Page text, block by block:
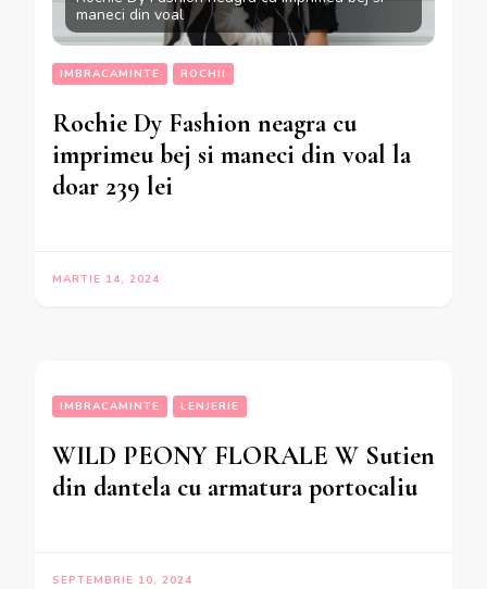
maneci din voal
IMBRACAMINTE ROCHII
Rochie Dy Fashion neagra cu
imprimeu bej si maneci din voal la
doar 239 lei
MARTIE 14, 2024
IMBRACAMINTE LENJERIE
WILD PEONY FLORALE W Sutien
din dantela cu armatura portocaliu
SEPTEMBRIE 10, 2024